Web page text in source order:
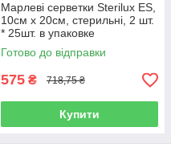
Марлеві серветки Sterilux ES,
10см х 20см, стерильні, 2 шт.
* 25шт. в упаковке
Готово до відправки
575 ₴ 718,75 ₴
Купити